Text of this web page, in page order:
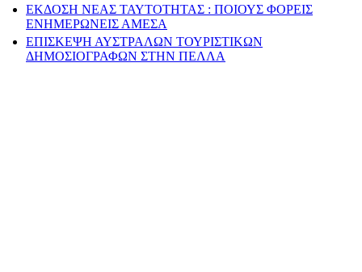
ΕΚΔΟΣΗ ΝΕΑΣ ΤΑΥΤΟΤΗΤΑΣ : ΠΟΙΟΥΣ ΦΟΡΕΙΣ
ΕΝΗΜΕΡΩΝΕΙΣ ΑΜΕΣΑ
ΕΠΙΣΚΕΨΗ ΑΥΣΤΡΑΛΩΝ ΤΟΥΡΙΣΤΙΚΩΝ
ΔΗΜΟΣΙΟΓΡΑΦΩΝ ΣΤΗΝ ΠΕΛΛΑ